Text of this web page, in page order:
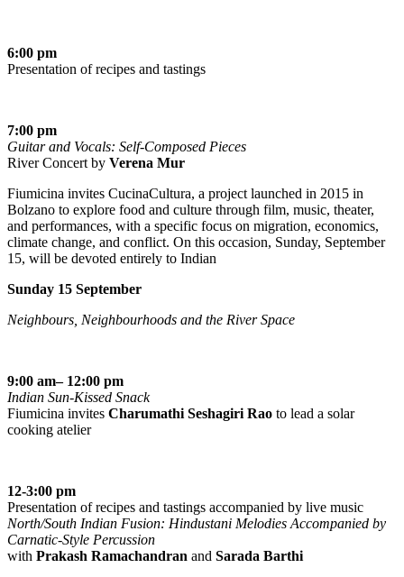
6:00 pm
Presentation of recipes and tastings
7:00 pm
Guitar and Vocals: Self-Composed Pieces
River Concert by Verena Mur
Fiumicina invites CucinaCultura, a project launched in 2015 in
Bolzano to explore food and culture through film, music, theater,
and performances, with a specific focus on migration, economics,
climate change, and conflict. On this occasion, Sunday, September
15, will be devoted entirely to Indian
Sunday 15 September
Neighbours, Neighbourhoods and the River Space
9:00 am– 12:00 pm
Indian Sun-Kissed Snack
Fiumicina invites Charumathi Seshagiri Rao to lead a solar
cooking atelier
12-3:00 pm
Presentation of recipes and tastings accompanied by live music
North/South Indian Fusion: Hindustani Melodies Accompanied by
Carnatic-Style Percussion
with Prakash Ramachandran and Sarada Barthi